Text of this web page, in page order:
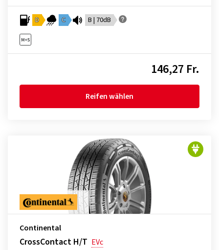
D C B | 70dB
146,27 Fr.
Reifen wählen
Continental
CrossContact H/T EVc